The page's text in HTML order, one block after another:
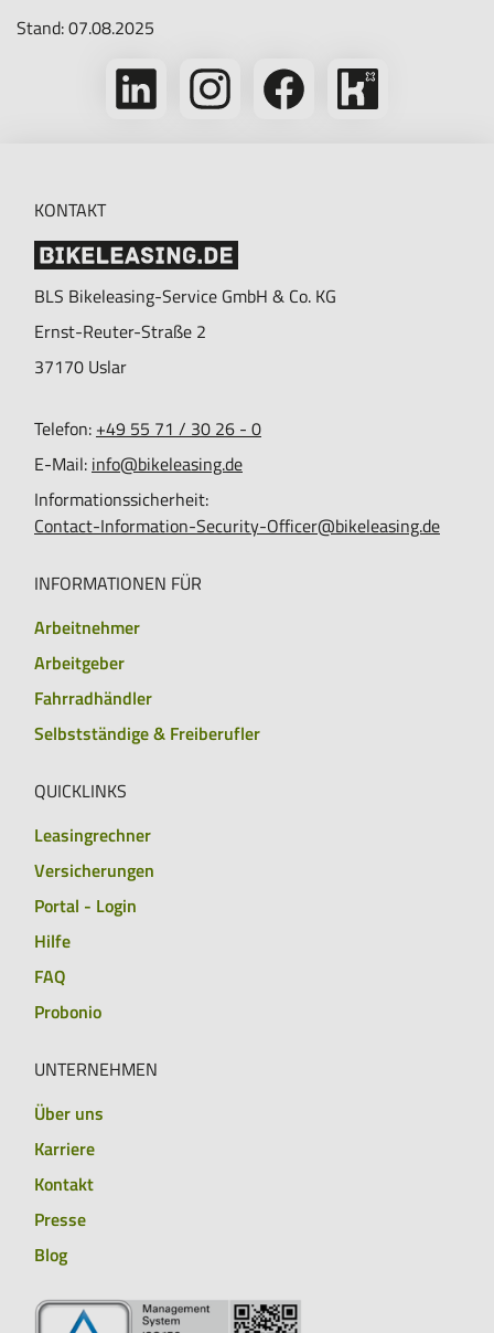
Stand: 07.08.2025
Folge
uns
Folge
uns
Folge
uns
Bikeleasing
auf
KONTAKT
BLS Bikeleasing-Service GmbH & Co. KG
Ernst-Reuter-Straße 2
37170 Uslar
Telefon: +49 55 71 / 30 26 - 0
E-Mail: info@bikeleasing.de
Informationssicherheit:
Contact-Information-Security-Officer@bikeleasing.de
INFORMATIONEN FÜR
Arbeitnehmer
Arbeitgeber
Fahrradhändler
Selbstständige & Freiberufler
QUICKLINKS
Leasingrechner
Versicherungen
Portal - Login
Hilfe
FAQ
Probonio
UNTERNEHMEN
Über uns
Karriere
Kontakt
Presse
Blog